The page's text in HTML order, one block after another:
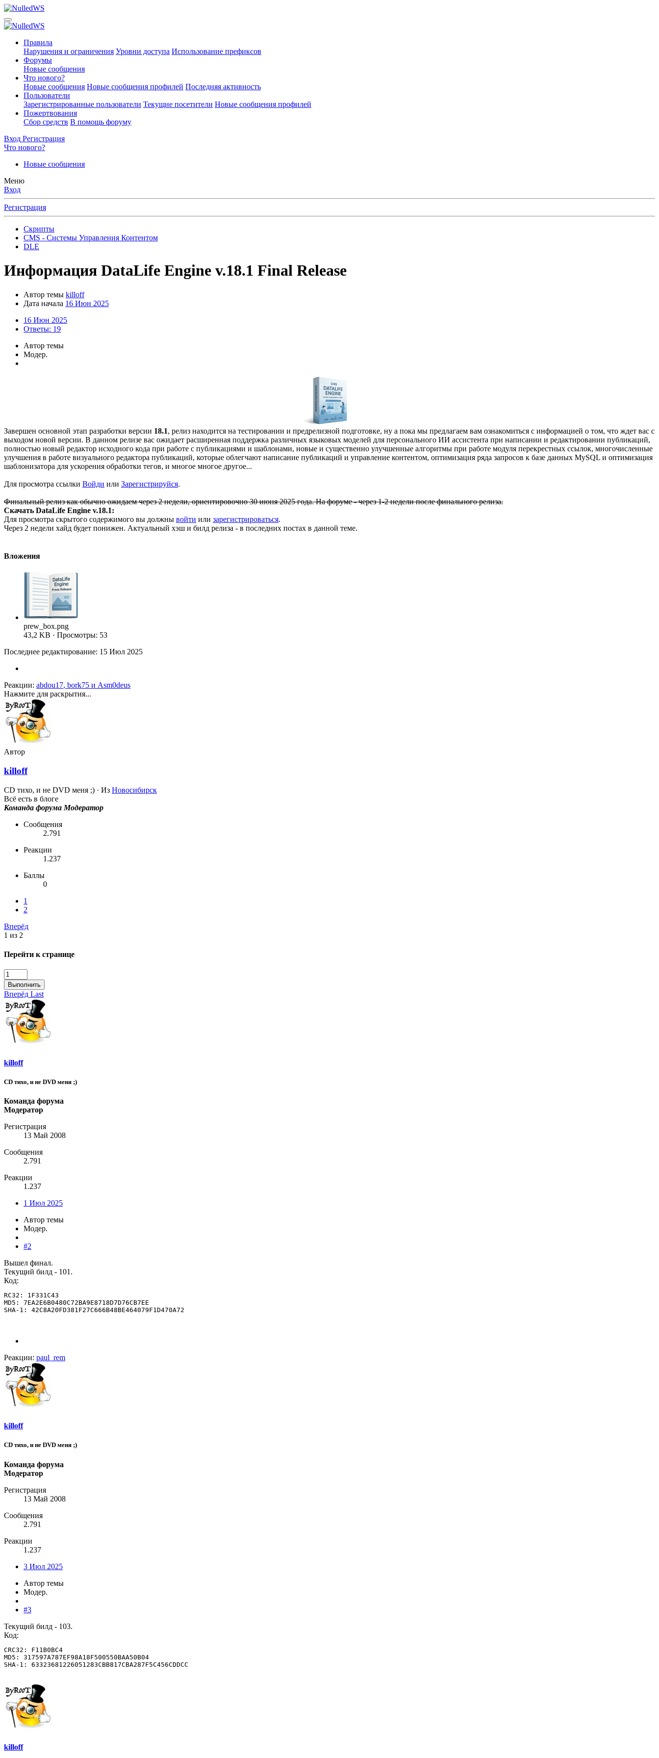
Правила
Нарушения и ограничения Уровни доступа Использование префиксов
Форумы
Новые сообщения
Что нового?
Новые сообщения Новые сообщения профилей Последняя активность
Пользователи
Зарегистрированные пользователи Текущие посетители Новые сообщения профилей
Пожертвования
Сбор средств В помощь форуму
Вход Регистрация
Что нового?
Новые сообщения
Меню
Вход
Регистрация
Скрипты
CMS - Системы Управления Контентом
DLE
Информация DataLife Engine v.18.1 Final Release
Автор темы killoff
Дата начала 16 Июн 2025
16 Июн 2025
Ответы: 19
Автор темы
Модер.
Завершен основной этап разработки версии 18.1, релиз находится на тестировании и предрелизной подготовке, ну а пока мы предлагаем вам ознакомиться с информацией о том, что ждет вас с
выходом новой версии. В данном релизе вас ожидает расширенная поддержка различных языковых моделей для персонального ИИ ассистента при написании и редактировании публикаций,
полностью новый редактор исходного кода при работе с публикациями и шаблонами, новые и существенно улучшенные алгоритмы при работе модуля перекрестных ссылок, многочисленные
улучшения в работе визуального редактора публикаций, которые облегчают написание публикаций и управление контентом, оптимизация ряда запросов к базе данных MySQL и оптимизация
шаблонизатора для ускорения обработки тегов, и многое многое другое...
Для просмотра ссылки Войди или Зарегистрируйся.
Финальный релиз как обычно ожидаем через 2 недели, ориентировочно 30 июня 2025 года. На форуме - через 1-2 недели после финального релиза.
Скачать DataLife Engine v.18.1:
Для просмотра скрытого содержимого вы должны войти или зарегистрироваться.
Через 2 недели хайд будет понижен. Актуальный хэш и билд релиза - в последних постах в данной теме.
Вложения
prew_box.png
43,2 KB · Просмотры: 53
Последнее редактирование: 15 Июл 2025
Реакции: abdou17, bork75 и Asm0deus
Нажмите для раскрытия...
Автор
killoff
CD тихо, и не DVD меня ;) · Из Новосибирск
Всё есть в блоге
Команда форума Модератор
Сообщения
2.791
Реакции
1.237
Баллы
0
1
2
Вперёд
1 из 2
Перейти к странице
Выполнить
Вперёд Last
killoff
CD тихо, и не DVD меня ;)
Команда форума
Модератор
Регистрация
13 Май 2008
Сообщения
2.791
Реакции
1.237
1 Июл 2025
Автор темы
Модер.
#2
Вышел финал.
Текущий билд - 101.
Код:
RC32: 1F331C43
MD5: 7EA2E6B0480C72BA9E8718D7D76CB7EE
SHA-1: 42C8A20FD381F27C666B48BE464079F1D470A72
Реакции: paul_rem
killoff
CD тихо, и не DVD меня ;)
Команда форума
Модератор
Регистрация
13 Май 2008
Сообщения
2.791
Реакции
1.237
3 Июл 2025
Автор темы
Модер.
#3
Текущий билд - 103.
Код:
CRC32: F11B0BC4
MD5: 317597A787EF98A18F500550BAA50B04
SHA-1: 63323681226051283CBB817CBA287F5C456CDDCC
killoff